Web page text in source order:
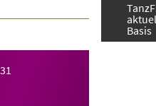
Basis